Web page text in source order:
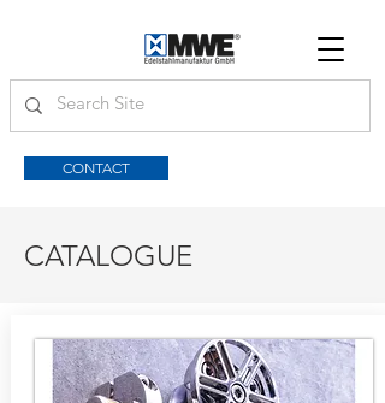
CONTACT
CATALOGUE